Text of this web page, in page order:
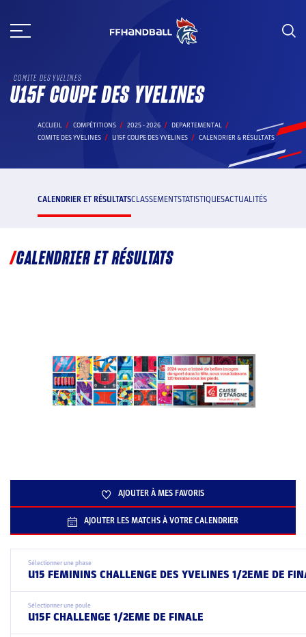
au
COMITE DES YVELINES
U15F COUPE DES YVELINES
ACCUEIL COMPÉTITIONS 2025 - 2026
DEPARTEMENTAL
COMITE DES YVELINES
U15F COUPE DES YVELINES CALENDRIER & RÉSULTATS
CALENDRIER ET RÉSULTATSCLASSEMENTSTATISTIQUESACTUALITÉS
CALENDRIER ET RÉSULTATS
AJOUTER À MES FAVORIS
AJOUTER LES MATCHS À VOTRE CALENDRIER
Sélectionner une phase
U15 FEMININS CHALLENGE DES YVELINES 1/2EME DE
Sélectionner une poule
U15F CHALLENGE 1/2EME DE FINALE